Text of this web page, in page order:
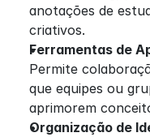
anotações de
criativos.
Ferramentas de
Permite
que equipes ou
aprimorem
Organização de